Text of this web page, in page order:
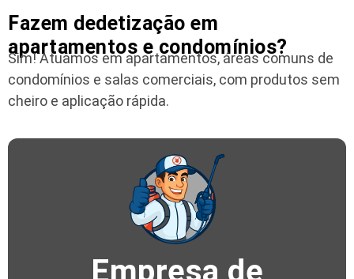
Fazem dedetização em
apartamentos e condomínios?
Sim! Atuamos em apartamentos, áreas comuns de
condomínios e salas comerciais, com produtos sem
cheiro e aplicação rápida.